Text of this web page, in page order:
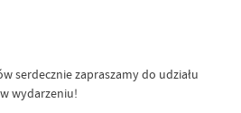
serdecznie zapraszamy do udziału
w wydarzeniu!